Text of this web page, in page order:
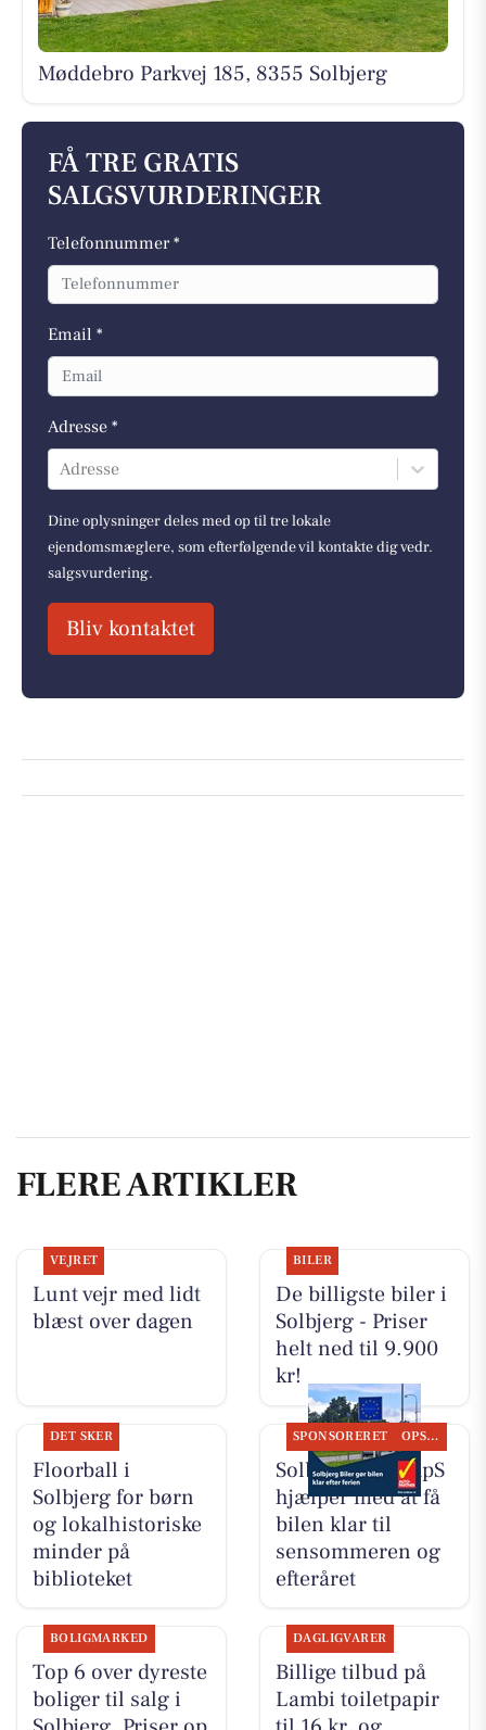
Møddebro Parkvej 185, 8355 Solbjerg
FÅ TRE GRATIS
SALGSVURDERINGER
Telefonnummer *
Email *
Adresse *
Adresse
Dine oplysninger deles med op til tre lokale
ejendomsmæglere, som efterfølgende vil kontakte dig vedr.
salgsvurdering.
Bliv kontaktet
FLERE ARTIKLER
VEJRET
Lunt vejr med lidt
blæst over dagen
BILER
De billigste biler i
Solbjerg - Priser
helt ned til 9.900
kr!
DET SKER
Floorball i
Solbjerg for børn
og lokalhistoriske
minder på
biblioteket
SPONSORERET OPSLAGSTAVLEN
Solbjerg Biler ApS
hjælper med at få
bilen klar til
sensommeren og
efteråret
BOLIGMARKED
Top 6 over dyreste
boliger til salg i
DAGLIGVARER
Billige tilbud på
Lambi toiletpapir